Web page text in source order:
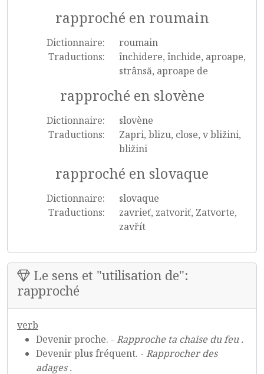
rapproché en roumain
Dictionnaire:
roumain
Traductions:
închidere, închide, aproape,
strânsă, aproape de
rapproché en slovène
Dictionnaire:
slovène
Traductions:
Zapri, blizu, close, v bližini,
bližini
rapproché en slovaque
Dictionnaire:
slovaque
Traductions:
zavrieť, zatvoriť, Zatvorte,
zavřít
Le sens et "utilisation de":
rapproché
verb
Devenir proche. - Rapproche ta chaise du feu .
Devenir plus fréquent. - Rapprocher des
adages .